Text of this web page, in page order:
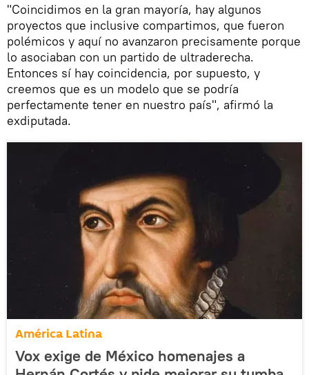
"Coincidimos en la gran mayoría, hay algunos
proyectos que inclusive compartimos, que fueron
polémicos y aquí no avanzaron precisamente porque
lo asociaban con un partido de ultraderecha.
Entonces sí hay coincidencia, por supuesto, y
creemos que es un modelo que se podría
perfectamente tener en nuestro país", afirmó la
exdiputada.
América Latina
Vox exige de México homenajes a